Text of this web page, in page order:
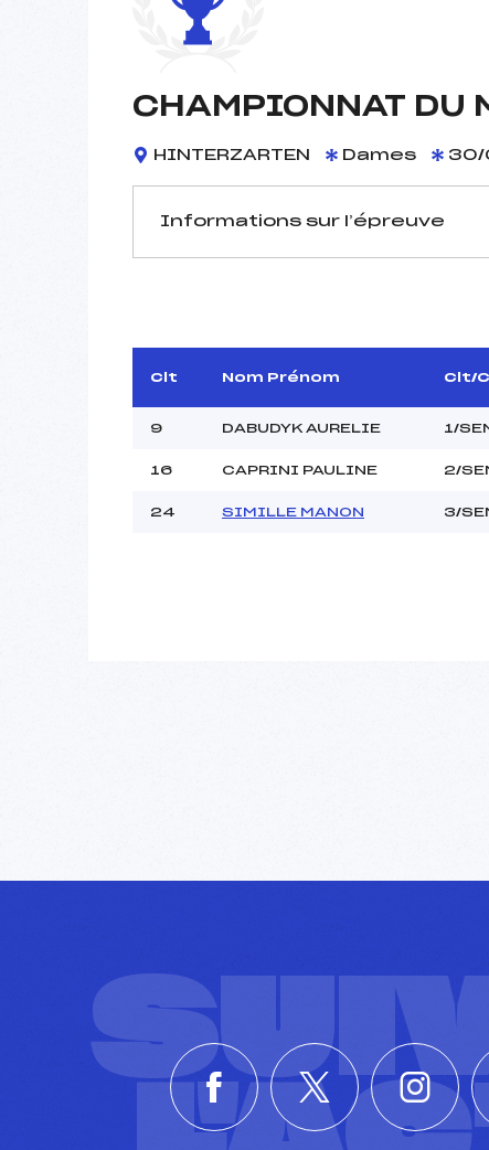
CHAMPIONNAT DU
HINTERZARTEN Dames 30/
Informations sur l’épreuve
D.T Adjoint :
Dir. Epreuve :
Clt Nom Prénom Clt/
9 DABUDYK AURELIE 1/
16 CAPRINI PAULINE 2/
24 SIMILLE MANON 3/